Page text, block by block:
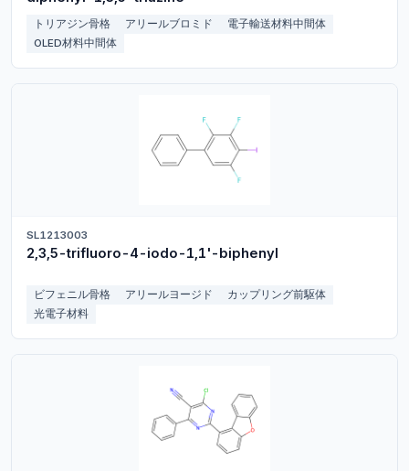
トリアジン骨格 アリールブロミド
電子輸送材料中間体
OLED材料中間体
SL1213003
2,3,5-trifluoro-4-iodo-1,1'-biphenyl
ビフェニル骨格 アリールヨージド
カップリング前駆体
光電子材料